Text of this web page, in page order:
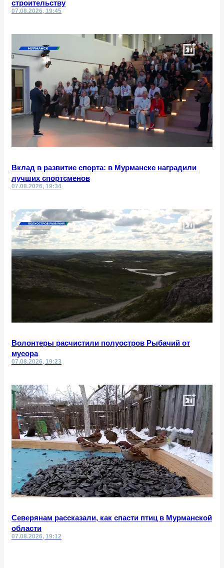
строительству
07.08.2026, 19:45
Вклад в развитие спорта: в Мурманске наградили
лучших спортсменов
07.08.2026, 19:34
Волонтеры расчистили полуостров Рыбачий от
мусора
07.08.2026, 19:23
Северянам рассказали, как спасти птиц в Мурманской
области
07.08.2026, 19:12